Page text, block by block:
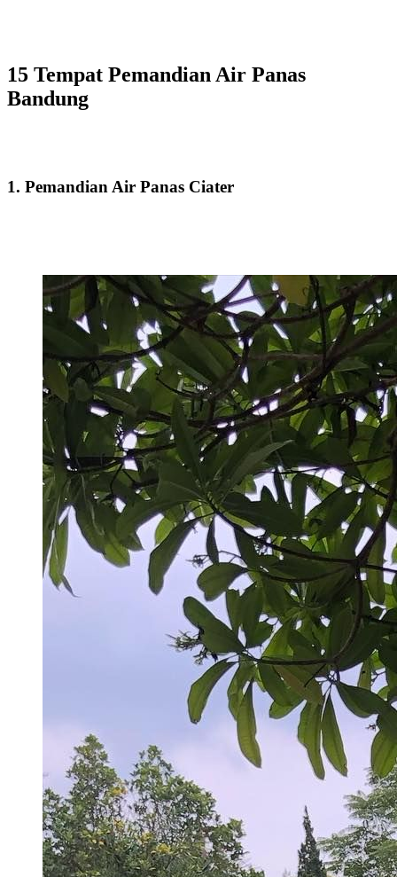
15 Tempat Pemandian Air Panas
Bandung
1. Pemandian Air Panas Ciater